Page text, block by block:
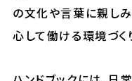
の文化や言葉に親し
心して働ける環境づく